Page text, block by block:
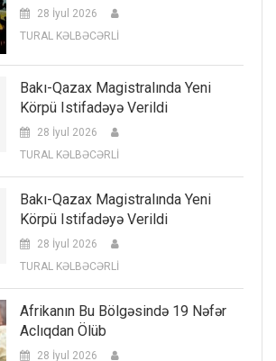
28 İyul 2026
TURAL KƏLBƏCƏRLİ
Bakı-Qazax Magistralında Yeni
Körpü Istifadəyə Verildi
28 İyul 2026
TURAL KƏLBƏCƏRLİ
Bakı-Qazax Magistralında Yeni
Körpü Istifadəyə Verildi
28 İyul 2026
TURAL KƏLBƏCƏRLİ
Afrikanın Bu Bölgəsində 19 Nəfər
Aclıqdan Ölüb
28 İyul 2026